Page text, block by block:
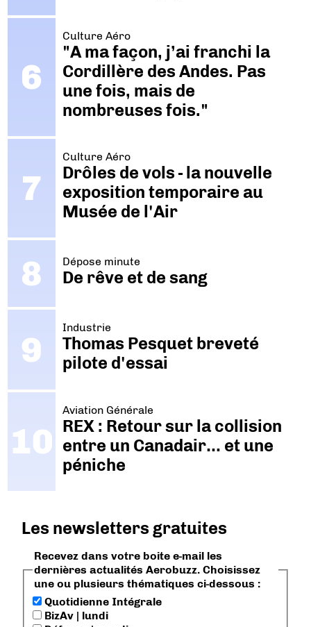
Culture Aéro
"A ma façon, j’ai franchi la
Cordillère des Andes. Pas
une fois, mais de
nombreuses fois."
Culture Aéro
Drôles de vols - la nouvelle
exposition temporaire au
Musée de l'Air
Dépose minute
De rêve et de sang
Industrie
Thomas Pesquet breveté
pilote d'essai
Aviation Générale
REX : Retour sur la collision
entre un Canadair… et une
péniche
Les newsletters gratuites
Recevez dans votre boite e-mail les
dernières actualités Aerobuzz. Choisissez
une ou plusieurs thématiques ci-dessous :
Quotidienne Intégrale
BizAv | lundi